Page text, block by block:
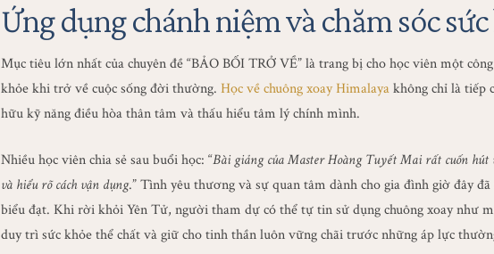
Ứng dụng chánh niệm và chăm sóc
Mục tiêu lớn nhất của chuyên đề “BẢO BỐI TRỞ VỀ” là trang bị cho học viên một
khỏe khi trở về cuộc sống đời thường. Học về chuông xoay Himalayakhông chỉ là tiếp
hữu kỹ năng điều hòa thân tâm và thấu hiểu tâm lý chính mình.
Nhiều học viên chia sẻ sau buổi học: “Bài giảng của Master Hoàng Tuyết Mai rất cuốn hút
và hiểu rõ cách vận dụng.” Tình yêu thương và sự quan tâm dành cho gia đình giờ đây
biểu đạt. Khi rời khỏi Yên Tử, người tham dự có thể tự tin sử dụng chuông xoay như
duy trì sức khỏe thể chất và giữ cho tinh thần luôn vững chãi trước những áp lực